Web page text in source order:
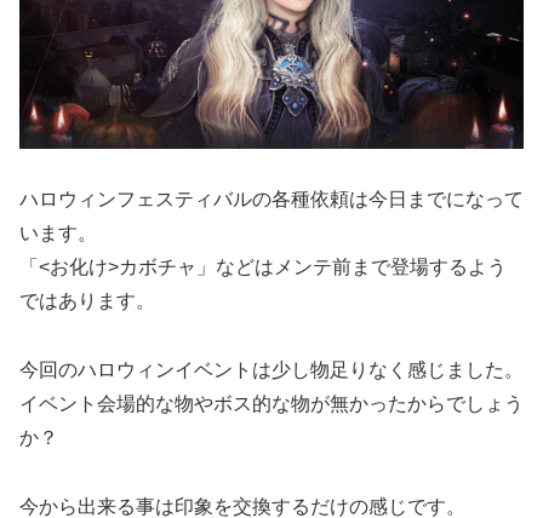
ハロウィンフェスティバルの各種依頼は今日までになって
います。
「<お化け>カボチャ」などはメンテ前まで登場するよう
ではあります。
今回のハロウィンイベントは少し物足りなく感じました。
イベント会場的な物やボス的な物が無かったからでしょう
か？
今から出来る事は印象を交換するだけの感じです。